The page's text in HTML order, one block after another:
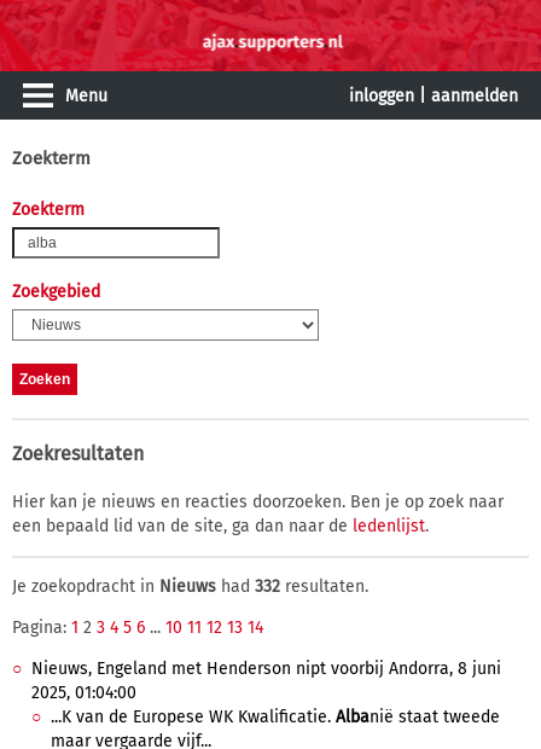
Menu inloggen aanmelden
Zoekterm
Zoekterm
Zoekgebied
Zoekresultaten
Hier kan je nieuws en reacties doorzoeken. Ben je op zoek naar
een bepaald lid van de site, ga dan naar de ledenlijst.
Je zoekopdracht in Nieuws had 332 resultaten.
Pagina: 1 2 3 4 5 6 ... 10 11 12 13 14
Nieuws, Engeland met Henderson nipt voorbij Andorra, 8 juni
2025, 01:04:00
...K van de Europese WK Kwalificatie. Albanië staat tweede
maar vergaarde vijf...